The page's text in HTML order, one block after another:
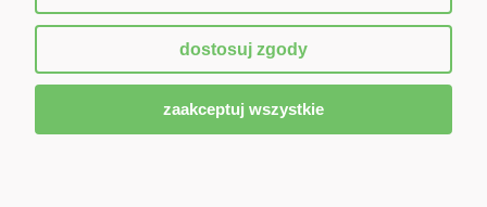
Sklep internetowy Shoper.pl
dostosuj zgody
zaakceptuj wszystkie